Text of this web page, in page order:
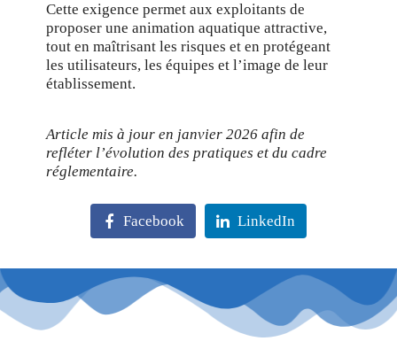
Cette exigence permet aux exploitants de
proposer une animation aquatique attractive,
tout en maîtrisant les risques et en protégeant
les utilisateurs, les équipes et l’image de leur
établissement.
Article mis à jour en janvier 2026 afin de
refléter l’évolution des pratiques et du cadre
réglementaire.
Facebook LinkedIn